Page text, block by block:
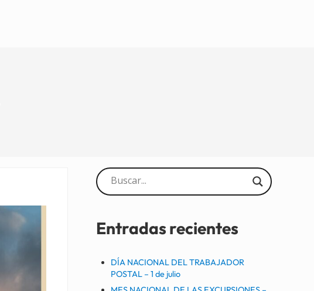
Sidebar
Entradas recientes
DÍA NACIONAL DEL TRABAJADOR
POSTAL – 1 de julio